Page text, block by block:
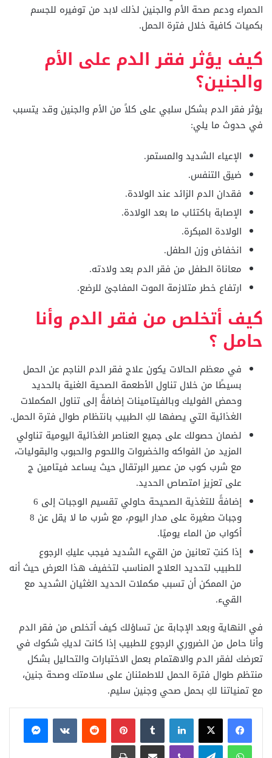
الحمراء ودعم صحة الأم والجنين لذلك لابد من توفيره للجسم
بكميات كافية خلال فترة الحمل.
كيف يؤثر فقر الدم على الأم
والجنين؟
يؤثر فقر الدم بشكل سلبي على كلاً من الأم والجنين وقد يتسبب
في حدوث ما يلي:
الإعياء الشديد والمستمر.
ضيق التنفس.
فقدان الدم الزائد عند الولادة.
الإصابة باكتئاب ما بعد الولادة.
الولادة المبكرة.
انخفاض وزن الطفل.
معاناة الطفل من فقر الدم بعد ولادته.
ارتفاع خطر متلازمة الموت المفاجئ للرضع.
كيف أتخلص من فقر الدم وأنا
حامل ؟
في معظم الحالات يكون علاج فقر الدم الناجم عن الحمل
بسيطًا من خلال تناول الأطعمة الصحية الغنية بالحديد
وحمض الفوليك وبالفيتامينات إضافةً إلى تناول المكملات
الغذائية التي يصفها لكِ الطبيب بانتظام طوال فترة الحمل.
لضمان حصولك على جميع العناصر الغذائية اليومية تناولي
المزيد من الفواكه والخضروات واللحوم والحبوب والبقوليات،
مع شرب كوب من عصير البرتقال حيث يساعد فيتامين ج
على تعزيز امتصاص الحديد.
إضافةً للتغذية الصحيحة حاولي تقسيم الوجبات إلى 6
وجبات صغيرة على مدار اليوم، مع شرب ما لا يقل عن 8
أكواب من الماء يوميًا.
إذا كنتِ تعانين من القيء الشديد فيجب عليكِ الرجوع
للطبيب لتحديد العلاج المناسب لتخفيف هذا العرض حيث أنه
من الممكن أن تسبب مكملات الحديد الغثيان الشديد مع
القيء.
في النهاية وبعد الإجابة عن تساؤلك كيف أتخلص من فقر الدم
وأنا حامل من الضروري الرجوع للطبيب إذا كانت لديكِ شكوك في
تعرضك لفقر الدم والاهتمام بعمل الاختبارات والتحاليل بشكل
منتظم طوال فترة الحمل للاطمئنان على سلامتك وصحة جنين،
مع تمنياتنا لكِ بحمل صحي وجنين سليم.
فيسبوكX لينكدإن بينتيريست
ماسنجر
واتساب تيلقرام ڤايبر مشاركة عبر البريد طباعة